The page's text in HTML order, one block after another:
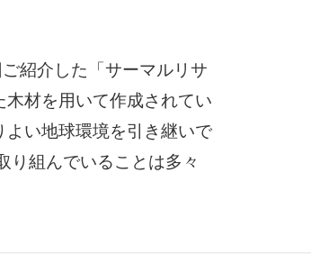
紹介した「サーマルリサ
材を用いて作成されてい
い地球環境を引き継いで
り組んでいることは多々